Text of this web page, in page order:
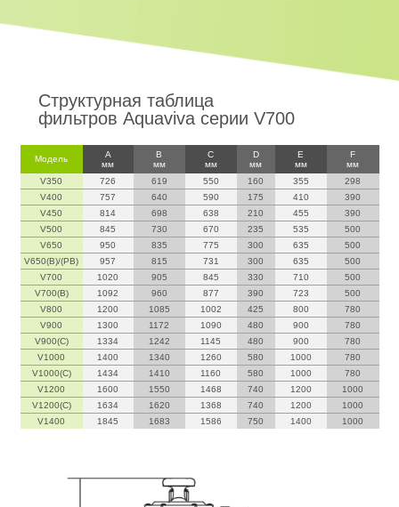
Структурная таблица
фильтров Aquaviva серии V700
Модель
A
мм
B
мм
C
мм
D
мм
E
мм
F
мм
V350
726 619 550 160 355
298
V400
757 640 590 175 410
390
V450
814 698 638 210 455
390
V500
845 730 670 235 535
500
V650
950 835 775 300 635
500
V650(B)/(PB)
957 815 731 300 635
500
V700
1020 905 845 330 710
500
V700(B)
1092 960 877 390 723
500
V800
1200 1085 1002 425 800
780
V900
1300 1172 1090 480 900
780
V900(C)
1334 1242 1145 480 900
780
V1000
1400 1340 1260 580 1000
780
V1000(C)
1434 1410 1160 580 1000
780
V1200
1600 1550 1468 740 1200
1000
V1200(C)
1634 1620 1368 740 1200
1000
V1400
1845 1683 1586 750 1400 1000